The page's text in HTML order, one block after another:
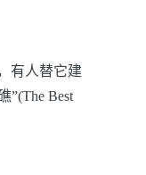
有人替它建
Best